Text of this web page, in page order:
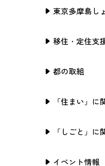
東京多摩島し
移住・定住支
都の取組
「住まい」に
「しごと」に
イベント情報